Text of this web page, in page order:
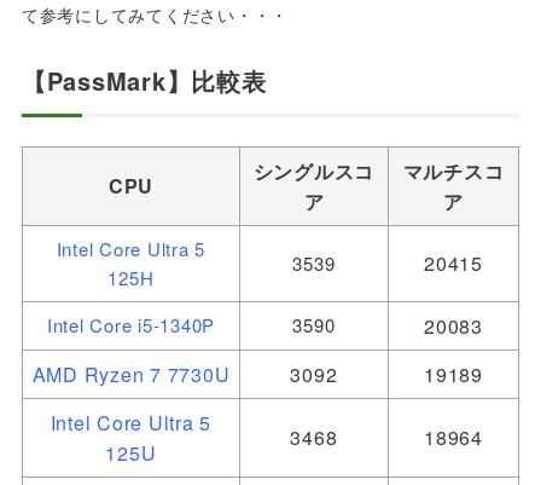
て参考にしてみてください・・・
【PassMark】比較表
CPU
シングルスコ
ア
マルチスコ
ア
Intel Core Ultra 5
125H
3539 20415
Intel Core i5-1340P 3590
20083
AMD Ryzen 7 7730U
3092
19189
Intel Core Ultra 5
125U
3468 18964